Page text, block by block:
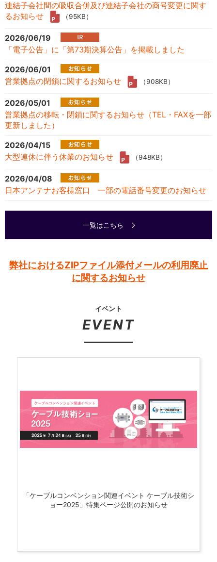
連結子会社間の吸収合併及び連結子会社の商号変更に関す
るお知らせ
（95KB）
2026/06/19
「電子公告」に「第73期決算公告」を掲載しました
2026/06/01
営業拠点の閉鎖に関するお知らせ
（908KB）
2026/05/01
営業拠点の移転・閉鎖に関するお知らせ（TEL・FAXを一部
更新しました）
2026/04/15
大型連休に伴う休業のお知らせ
（948KB）
2026/04/08
日本アンテナお客様窓口 一部の電話番号変更のお知らせ
一覧はこちら
弊社におけるZIPファイル添付メールの利用廃止
に関するお知らせ
イベント
EVENT
「ケーブルコンベンション関連イベント ケーブル技術シ
ョー2025」特集ページ公開のお知らせ